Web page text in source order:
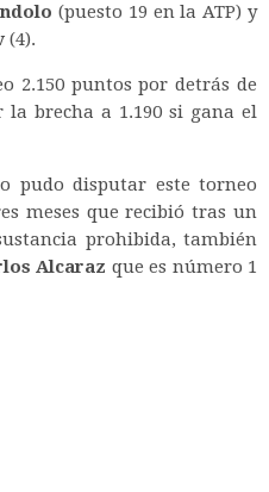
(puesto 19 en la ATP) y
(4).
2.150 puntos por detrás de
brecha a 1.190 si gana el
pudo disputar este torneo
meses que recibió tras un
prohibida, también
Alcaraz que es número 1